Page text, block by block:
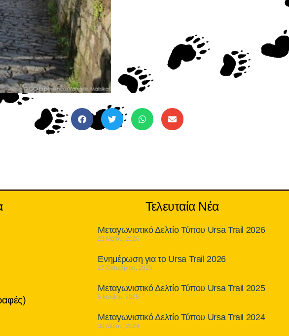
Τελευταία Νέα
Μεταγωνιστικό Δελτίο Τύπου Ursa Trail 2026
29 Μαΐου, 2026
Ενημέρωση για το Ursa Trail 2026
27 Οκτωβρίου, 2025
Μεταγωνιστικό Δελτίο Τύπου Ursa Trail 2025
5 Ιουνίου, 2025
Μεταγωνιστικό Δελτίο Τύπου Ursa Trail 2024
30 Μαΐου, 2024